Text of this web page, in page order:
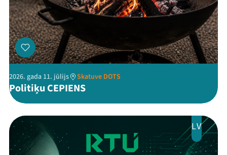
2026. gada 11. jūlijs Skatuve DOTS
Politiķu CEPIENS
LV